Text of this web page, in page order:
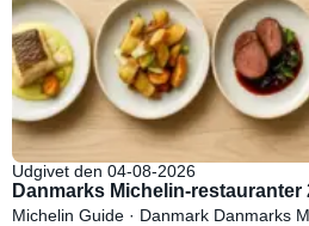
Udgivet den 04-08-2026
Danmarks Michelin-restauranter
Michelin Guide · Danmark Danmarks